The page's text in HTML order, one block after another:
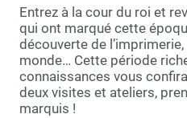
Entrez à la cour du roi et
qui ont marqué cette
découverte de l’imprimerie,
monde… Cette période
connaissances vous
deux visites et ateliers,
marquis !